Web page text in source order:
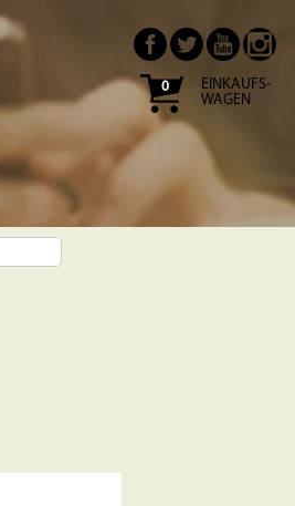
0
EINKAUFS-
WAGEN